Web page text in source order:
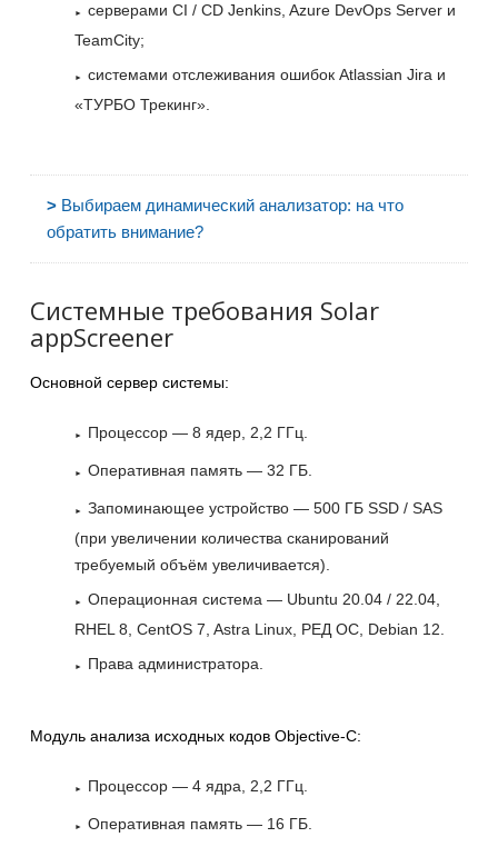
серверами CI / CD Jenkins, Azure DevOps Server и
TeamCity;
системами отслеживания ошибок Atlassian Jira и
«ТУРБО Трекинг».
> Выбираем динамический анализатор: на что
обратить внимание?
Системные требования Solar
appScreener
Основной сервер системы:
Процессор — 8 ядер, 2,2 ГГц.
Оперативная память — 32 ГБ.
Запоминающее устройство — 500 ГБ SSD / SAS
(при увеличении количества сканирований
требуемый объём увеличивается).
Операционная система — Ubuntu 20.04 / 22.04,
RHEL 8, CentOS 7, Astra Linux, РЕД ОС, Debian 12.
Права администратора.
Модуль анализа исходных кодов Objective-C:
Процессор — 4 ядра, 2,2 ГГц.
Оперативная память — 16 ГБ.